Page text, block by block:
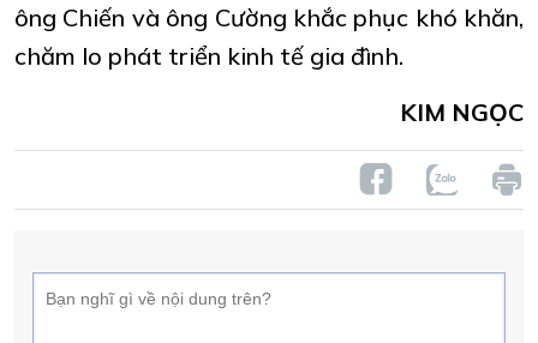
ông Chiến và ông Cường khắc phục khó khăn,
chăm lo phát triển kinh tế gia đình.
KIM NGỌC